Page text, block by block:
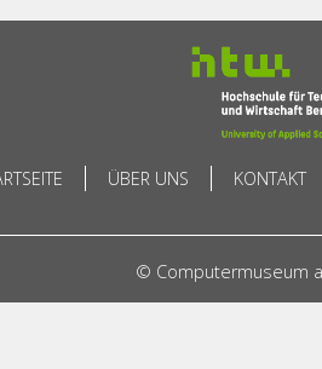
ÜBER UNS KONTAKT
© Computermuseum